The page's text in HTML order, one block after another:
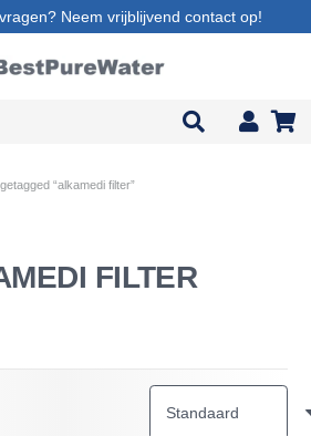
Neem vrijblijvend contact op!
“alkamedi filter”
FILTER